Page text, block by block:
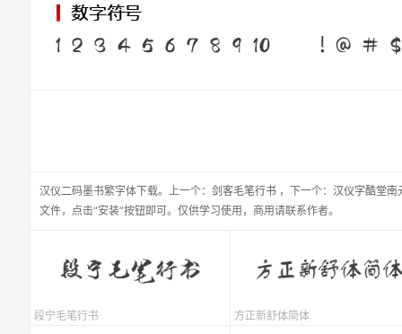
汉仪二码墨书繁字体下载。 上一个： 剑客毛笔行书 ， 下一个： 汉仪字酷堂南
文件，点击“安装”按钮即可。仅供学习使用，商用请联系作者。
段宁毛笔行书 方正新舒体简体